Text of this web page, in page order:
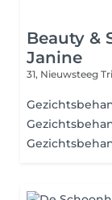
Beauty &
Janine
31, Nieuwsteeg